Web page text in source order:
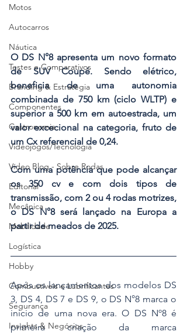
Motos
Autocarros
Náutica
Testes e Comparativos
Branding & Estratégia
Componentes
Gastronomia
Videojogos/Tecnologia
Vídeo Blog - Sobre Rodas
Editorial
Mecânica
Mobilidade
Logística
Hobby
Combustíveis e Lubrificantes
Segurança
Insights & Negócios
O DS N°8 apresenta um novo formato
de SUV Coupé. Sendo elétrico,
beneficia de uma autonomia
combinada de 750 km (ciclo WLTP) e
superior a 500 km em autoestrada, um
valor excecional na categoria, fruto de
um Cx referencial de 0,24.
Com uma potência que pode alcançar
os 350 cv e com dois tipos de
transmissão, com 2 ou 4 rodas motrizes,
o DS N°8 será lançado na Europa a
partir de meados de 2025.
Após os lançamentos dos modelos DS
3, DS 4, DS 7 e DS 9, o DS N°8 marca o
início de uma nova era. O DS Nº8 é
primeira criação da marca